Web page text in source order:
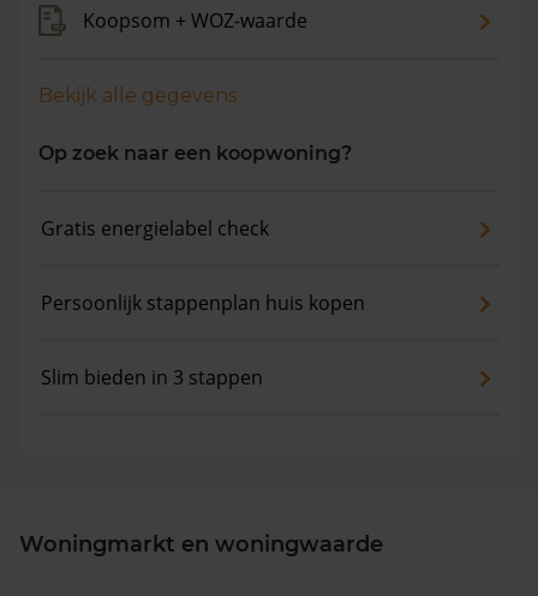
Koopsom + WOZ-waarde
Bekijk alle gegevens
Op zoek naar een koopwoning?
Gratis energielabel check
Persoonlijk stappenplan huis kopen
Slim bieden in 3 stappen
Woningmarkt en woningwaarde